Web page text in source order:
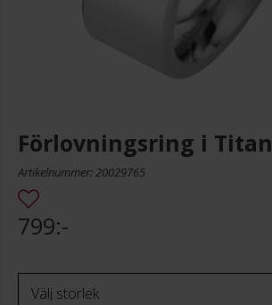
Förlovningsring i Titan
Artikelnummer: 20029765
799:-